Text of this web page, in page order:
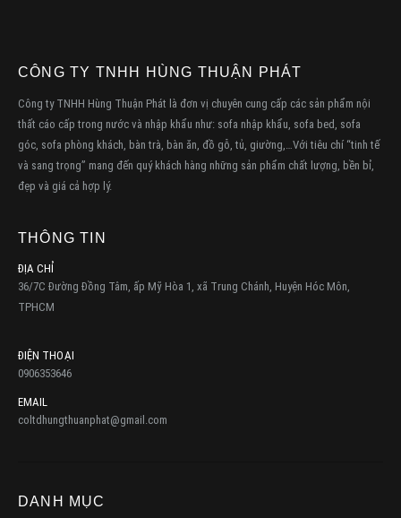
CÔNG TY TNHH HÙNG THUẬN PHÁT
Công ty TNHH Hùng Thuận Phát là đơn vị chuyên cung cấp các sản phẩm nội
thất cáo cấp trong nước và nhập khẩu như: sofa nhập khẩu, sofa bed, sofa
góc, sofa phòng khách, bàn trà, bàn ăn, đồ gỗ, tủ, giường,…Với tiêu chí “tinh tế
và sang trọng” mang đến quý khách hàng những sản phẩm chất lượng, bền bỉ,
đẹp và giá cả hợp lý.
THÔNG TIN
ĐỊA CHỈ
36/7C Đường Đồng Tâm, ấp Mỹ Hòa 1, xã Trung Chánh, Huyện Hóc Môn,
TPHCM
ĐIỆN THOẠI
0906353646
EMAIL
coltdhungthuanphat@gmail.com
DANH MỤC